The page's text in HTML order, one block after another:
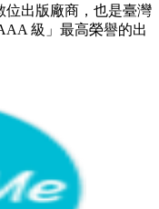
位出版廠商，也是臺灣
級」最高榮譽的出